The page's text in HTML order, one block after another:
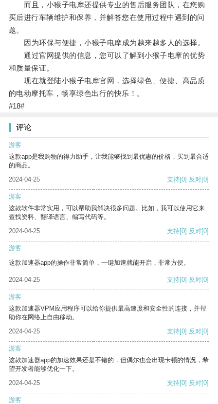
而且，小猴子电摩还提供专业的售后服务团队，在您购
买后进行车辆维护和保养，并解答您在使用过程中遇到的问
题。
因为环保与便捷，小猴子电摩成为越来越多人的选择。
通过官网提供的信息，您可以了解到小猴子电摩的优势
和质量保证。
现在就登陆小猴子电摩官网，选择绿色、便捷、高品质
的电动摩托车，畅享绿色出行的快乐！。
#18#
评论
游客
这款app是我购物的得力助手，让我能够找到最优惠的价格，买到最合适
的商品。
2024-04-25
支持[0] 反对[0]
游客
这款软件非常实用，可以帮助我解决很多问题。比如，我可以使用它来
查找资料、翻译语言、编写代码等。
2024-04-25
支持[0] 反对[0]
游客
这款加速器app的操作非常简单，一键加速就能开启，非常方便。
2024-04-25 支持[0] 反对[0]
游客
这款加速器VPM应用程序可以给你提供最高速度和安全性的连接，并帮
助你在网络上自由移动。
2024-04-25
支持[0] 反对[0]
游客
这款加速器app的加速效果还是不错的，但偶尔也会出现卡顿的情况，希
望开发者能够优化一下。
2024-04-25
支持[0] 反对[0]
游客